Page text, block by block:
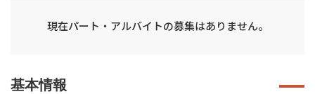
現在パート・アルバイトの募集はありません。
基本情報